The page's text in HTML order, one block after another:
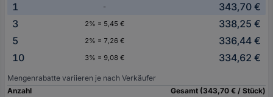
1 -
343,70 €
3
2% = 5,45 €
338,25 €
5
2% = 7,26 €
336,44 €
10
3% = 9,08 € 334,62 €
Mengenrabatte variieren je nach Verkäufer
Anzahl
Gesamt (343,70 € / Stück)